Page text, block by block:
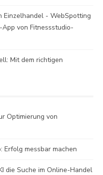
Einzelhandel - WebSpotting
von Fitnessstudio-
Mit dem richtigen
Optimierung von
Erfolg messbar machen
die Suche im Online-Handel